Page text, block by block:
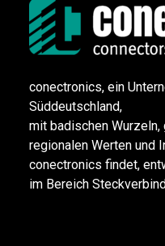
conectronics, ein
Süddeutschland,
mit badischen
regionalen Werten und
conectronics findet,
im Bereich